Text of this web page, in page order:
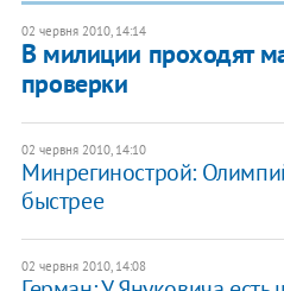
02 червня 2010, 14:14
В милиции проходят
проверки
02 червня 2010, 14:10
Минрегинострой:
быстрее
02 червня 2010, 14:08